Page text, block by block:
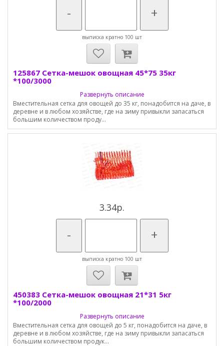
- +
выписка кратно 100 шт
125867 Сетка-мешок овощная 45*75 35кг
*100/3000
Развернуть описание
Вместительная сетка для овощей до 35 кг, понадобится на даче, в
деревне и в любом хозяйстве, где на зиму привыкли запасаться
большим количеством проду...
3.34р.
- +
выписка кратно 100 шт
450383 Сетка-мешок овощная 21*31 5кг
*100/2000
Развернуть описание
Вместительная сетка для овощей до 5 кг, понадобится на даче, в
деревне и в любом хозяйстве, где на зиму привыкли запасаться
большим количеством продук...